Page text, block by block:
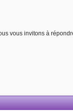
vous invitons à